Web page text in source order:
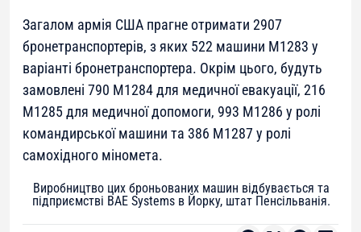
Загалом армія США прагне отримати 2907
бронетранспортерів, з яких 522 машини M1283 у
варіанті бронетранспортера. Окрім цього, будуть
замовлені 790 M1284 для медичної евакуації, 216
M1285 для медичної допомоги, 993 M1286 у ролі
командирської машини та 386 M1287 у ролі
самохідного міномета.
Виробництво цих броньованих машин відбувається та
підприємстві BAE Systems в Йорку, штат Пенсільванія.